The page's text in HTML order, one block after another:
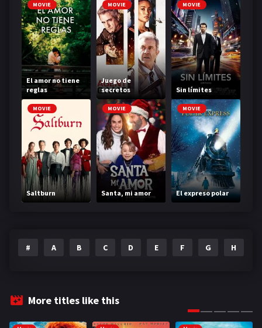
MOVIE
El amor no tiene
reglas
MOVIE
Juego de
secretos
MOVIE
Sin límites
MOVIE
Saltburn
MOVIE
Santa, mi amor
MOVIE
El expreso polar
# A B C D E F G H
More titles like this